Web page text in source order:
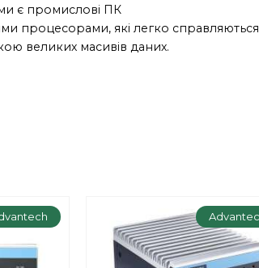
є промислові ПК
процесорами, які легко
великих масивів даних.